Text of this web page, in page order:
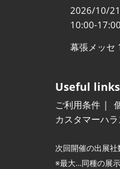
2026/10/
10:00-17:00
幕張メッセ
Useful links
ご利用条件
カスタマーハ
次回開催の出展
※最大…同種の展